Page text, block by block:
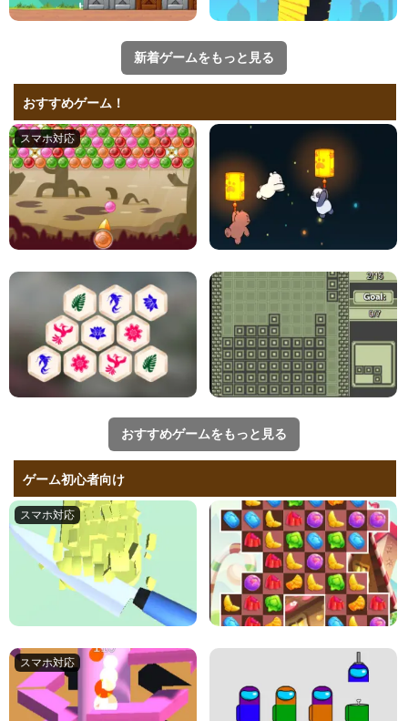
新着ゲームをもっと見る
おすすめゲーム！
おすすめゲームをもっと見る
ゲーム初心者向け